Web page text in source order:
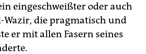
eingeschweißter oder auch
Wazir, die pragmatisch und
er mit allen Fasern seines